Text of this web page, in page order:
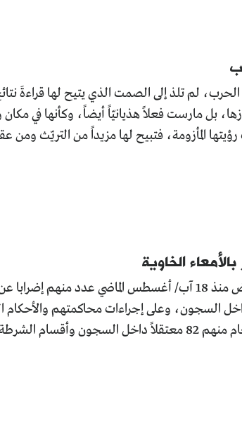
لم تلذ إلى الصمت الذي يتيح لها قراءةَ
بل مارست فعلاً هذيانيّاً أيضاً، وكأنها في مكان
المأزومة، فتبيح لها مزيداً من التريّث ومن
الخاوية
اعتقل بموجب قانون التظاهر في مصر الآلاف، ويخوض منذ 18 آب/ أغسطس الماضي
وعلى إجراءات محاكمتهم والأحكام